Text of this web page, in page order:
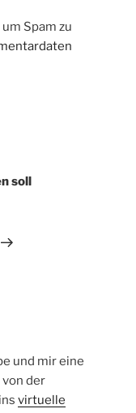
Spam zu
soll
und mir eine
von der
virtuelle